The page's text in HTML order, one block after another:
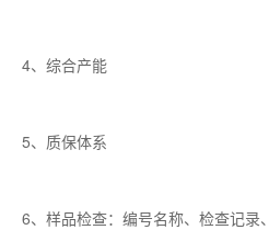
4、综合产能
5、质保体系
6、样品检查：编号名称、检查记录